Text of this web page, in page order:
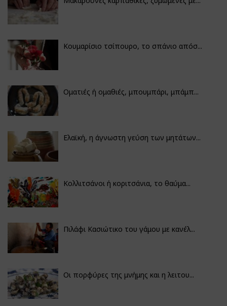
Κουμαρίσιο τσίπουρο, το σπάνιο απόσ...
Οματιές ή ομαθιές, μπουμπάρι, μπάμπ...
Ελαϊκή, η άγνωστη γεύση των μητάτων...
Κολλιτσάνοι ή κοριτσάνια, το θαύμα...
Πιλάφι Κασιώτικο του γάμου με κανέλ...
Οι πορφύρες της μνήμης και η λειτου...